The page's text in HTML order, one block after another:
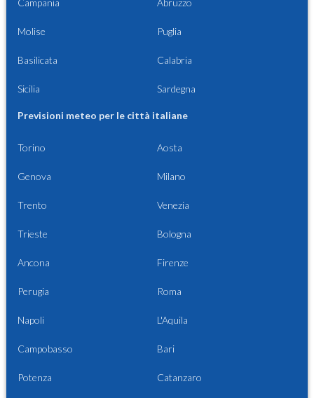
Molise Puglia
Basilicata Calabria
Sicilia Sardegna
Previsioni meteo per le città italiane
Torino Aosta
Genova Milano
Trento Venezia
Trieste Bologna
Ancona Firenze
Perugia Roma
Napoli L'Aquila
Campobasso Bari
Potenza Catanzaro